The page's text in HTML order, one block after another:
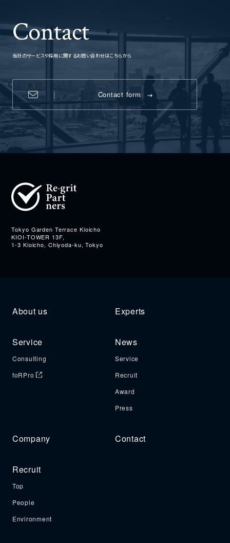
Contact
当社のサービスや採用に関するお問い合わせはこちらから
Contact form
Tokyo Garden Terrace Kioicho
KIOI-TOWER 13F,
1-3 Kioicho, Chiyoda-ku, Tokyo
About us Experts
Service
Consulting
foRPro
News
Service
Recruit
Award
Press
Company Contact
Recruit
Top
People
Environment